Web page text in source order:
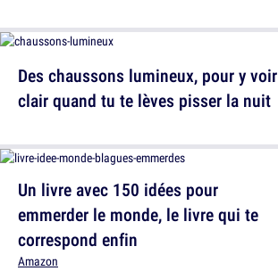
Des chaussons lumineux, pour y voir
clair quand tu te lèves pisser la nuit
Un livre avec 150 idées pour
emmerder le monde, le livre qui te
correspond enfin
Amazon